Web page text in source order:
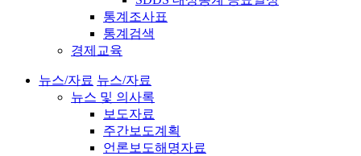
통계조사표
통계검색
경제교육
뉴스/자료 뉴스/자료
뉴스 및 의사록
보도자료
주간보도계획
언론보도해명자료